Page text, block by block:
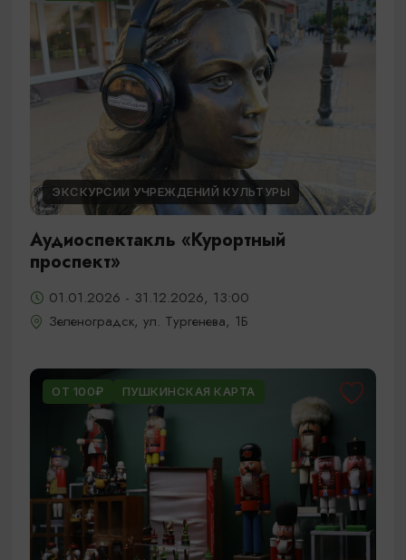
ЭКСКУРСИИ УЧРЕЖДЕНИЙ КУЛЬТУРЫ
Аудиоспектакль «Курортный
проспект»
01.01.2026 - 31.12.2026, 13:00
Зеленоградск, ул. Тургенева, 1Б
ОТ 100₽ ПУШКИНСКАЯ КАРТА